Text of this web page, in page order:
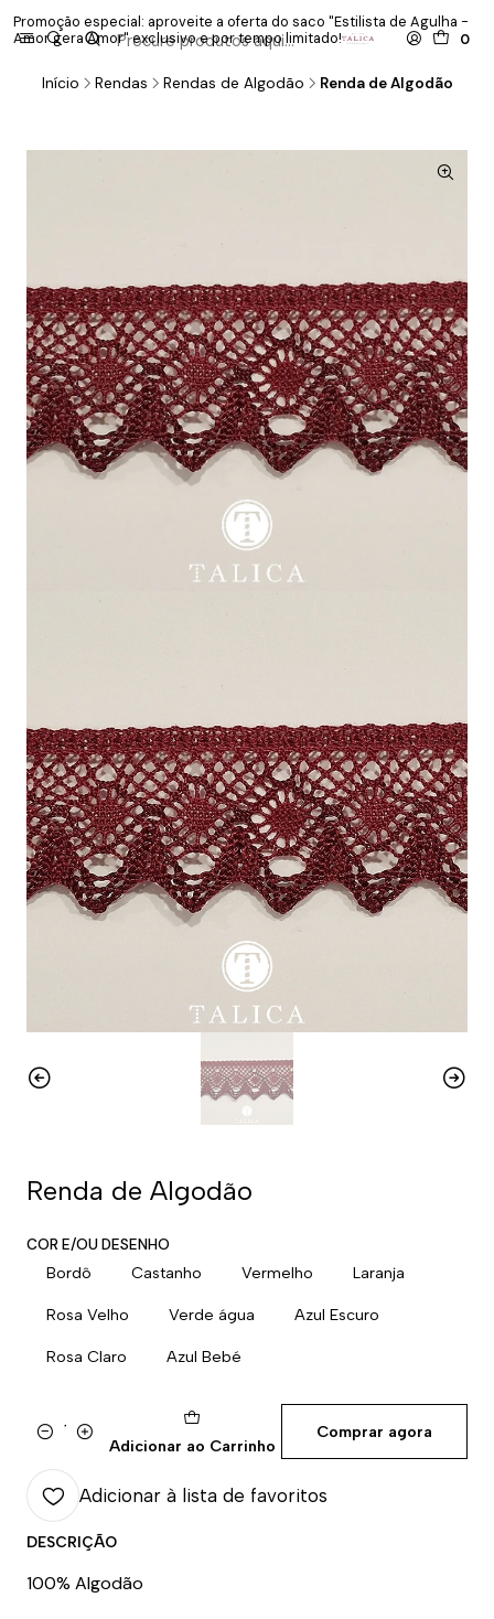
0
Promoção especial: aproveite a oferta do saco "Estilista de Agulha -
Amor gera Amor" exclusivo e por tempo limitado!
Início Rendas Rendas de Algodão Renda de Algodão
Renda de Algodão
COR E/OU DESENHO
Bordô Castanho Vermelho Laranja
Rosa Velho Verde água Azul Escuro
Rosa Claro Azul Bebé
QuantidadeAdicionar ao Carrinho
Comprar agora
Adicionar à lista de favoritos
DESCRIÇÃO
100% Algodão